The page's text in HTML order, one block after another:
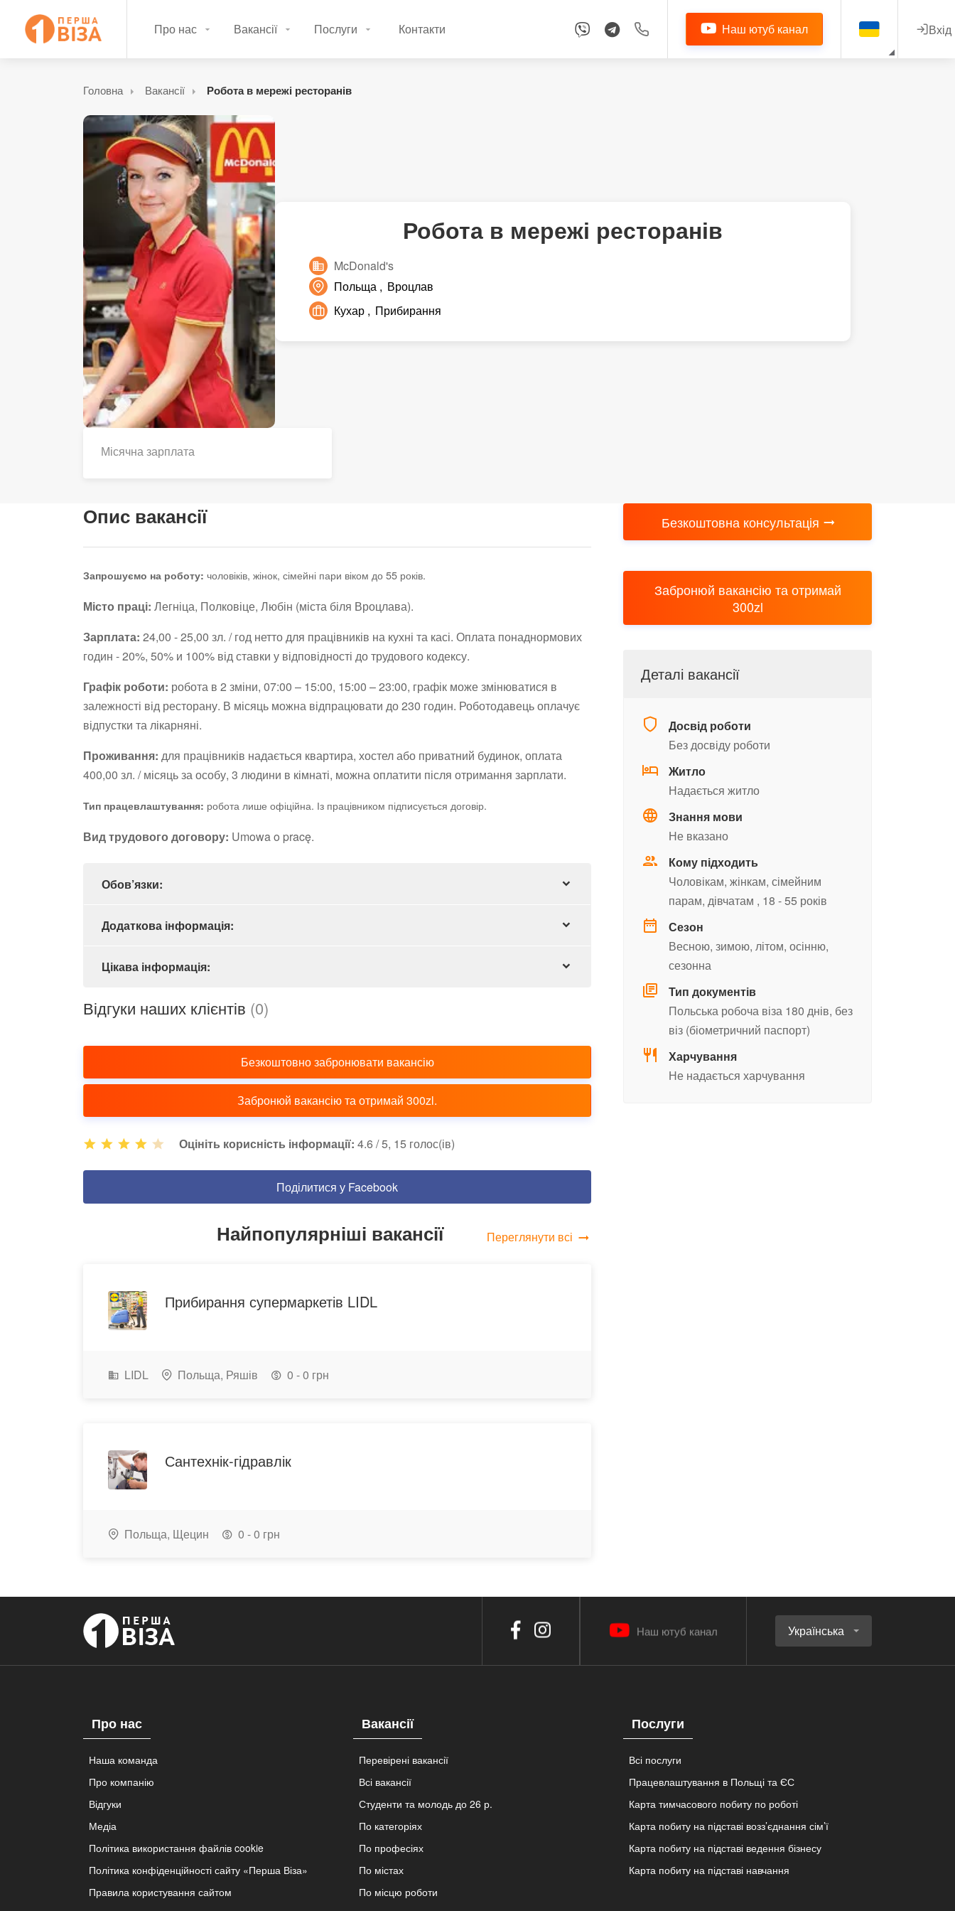
Про нас Вакансії Послуги Контакти Наш ютуб канал Вхід
Головна Вакансії Робота в мережі ресторанів
Робота в мережі ресторанів
McDonald's
Польща
Вроцлав
Кухар
Прибирання
Місячна зарплата
Опис вакансії
Запрошуємо на роботу: чоловіків, жінок, сімейні пари віком до 55 років.
Місто праці: Легніца, Полковіце, Любін (міста біля Вроцлава).
Зарплата: 24,00 - 25,00 зл. / год нетто для працівників на кухні та касі. Оплата понаднормових
годин - 20%, 50% и 100% від ставки у відповідності до трудового кодексу.
Графік роботи: робота в 2 зміни, 07:00 – 15:00, 15:00 – 23:00, графік може змінюватися в
залежності від ресторану. В місяць можна відпрацювати до 230 годин. Роботодавець оплачує
відпустки та лікарняні.
Проживання: для працівників надається квартира, хостел або приватний будинок, оплата
400,00 зл. / місяць за особу, 3 людини в кімнаті, можна оплатити після отримання зарплати.
Тип працевлаштування: робота лише офіційна. Із працівником підписується договір.
Вид трудового договору: Umowa o pracę.
Обов’язки:
Додаткова інформація:
Цікава інформація:
Відгуки наших клієнтів (0)
Безкоштовно забронювати вакансію
Забронюй вакансію та отримай 300zl.
Оцініть корисність інформації: 4.6 / 5, 15 голос(ів)
Поділитися у Facebook
Найпопулярніші вакансії Переглянути всі
Прибирання супермаркетів LIDL
LIDL Польща, Ряшів 0 - 0 грн
Сантехнік-гідравлік
Польща, Щецин 0 - 0 грн
Безкоштовна консультація
Забронюй вакансію та отримай
300zl
Деталі вакансії
Досвід роботи
Без досвіду роботи
Житло
Надається житло
Знання мови
Не вказано
Кому підходить
Чоловікам, жінкам, сімейним
парам, дівчатам , 18 - 55 років
Сезон
Весною, зимою, літом, осінню,
сезонна
Тип документів
Польська робоча віза 180 днів, без
віз (біометричний паспорт)
Харчування
Не надається харчування
Наш ютуб канал Українська
Про нас
Наша команда
Про компанію
Відгуки
Медіа
Політика використання файлів cookie
Політика конфіденційності сайту «Перша Віза»
Правила користування сайтом
Вакансії
Перевірені вакансії
Всі вакансії
Студенти та молодь до 26 р.
По категоріях
По професіях
По містах
По місцю роботи
Послуги
Всі послуги
Працевлаштування в Польщі та ЄС
Карта тимчасового побиту по роботі
Карта побиту на підставі возз’єднання сім’ї
Карта побиту на підставі ведення бізнесу
Карта побиту на підставі навчання